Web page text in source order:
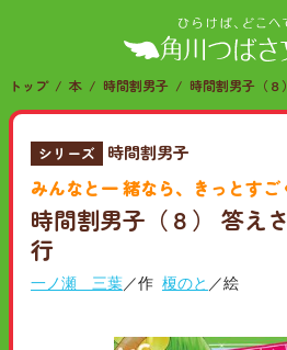
トップ 本 時間割男子 時間割男子（
シリーズ 時間割男子
みんなと一 緒なら、きっとすご
時間割男子（８） 答え
行
一ノ瀬 三葉／作 榎のと ／絵